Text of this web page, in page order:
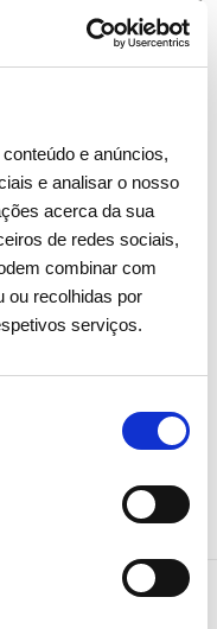
e anúncios,
e analisar o nosso
acerca da sua
de redes sociais,
combinar com
ou recolhidas por
serviços.
pontos